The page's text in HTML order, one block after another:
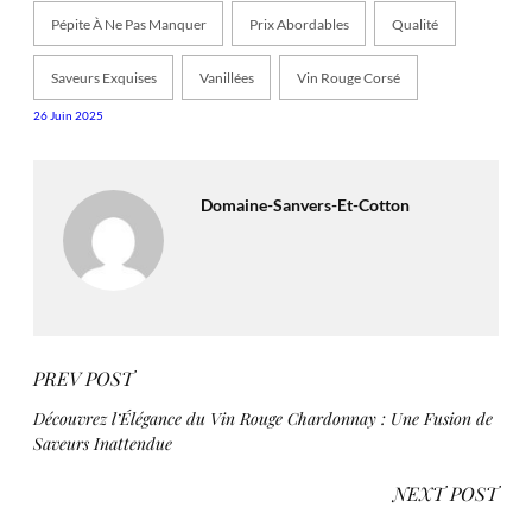
Pépite À Ne Pas Manquer Prix Abordables Qualité
Saveurs Exquises Vanillées Vin Rouge Corsé
26 Juin 2025
Domaine-Sanvers-Et-Cotton
PREV POST
Découvrez l’Élégance du Vin Rouge Chardonnay : Une Fusion de
Saveurs Inattendue
NEXT POST